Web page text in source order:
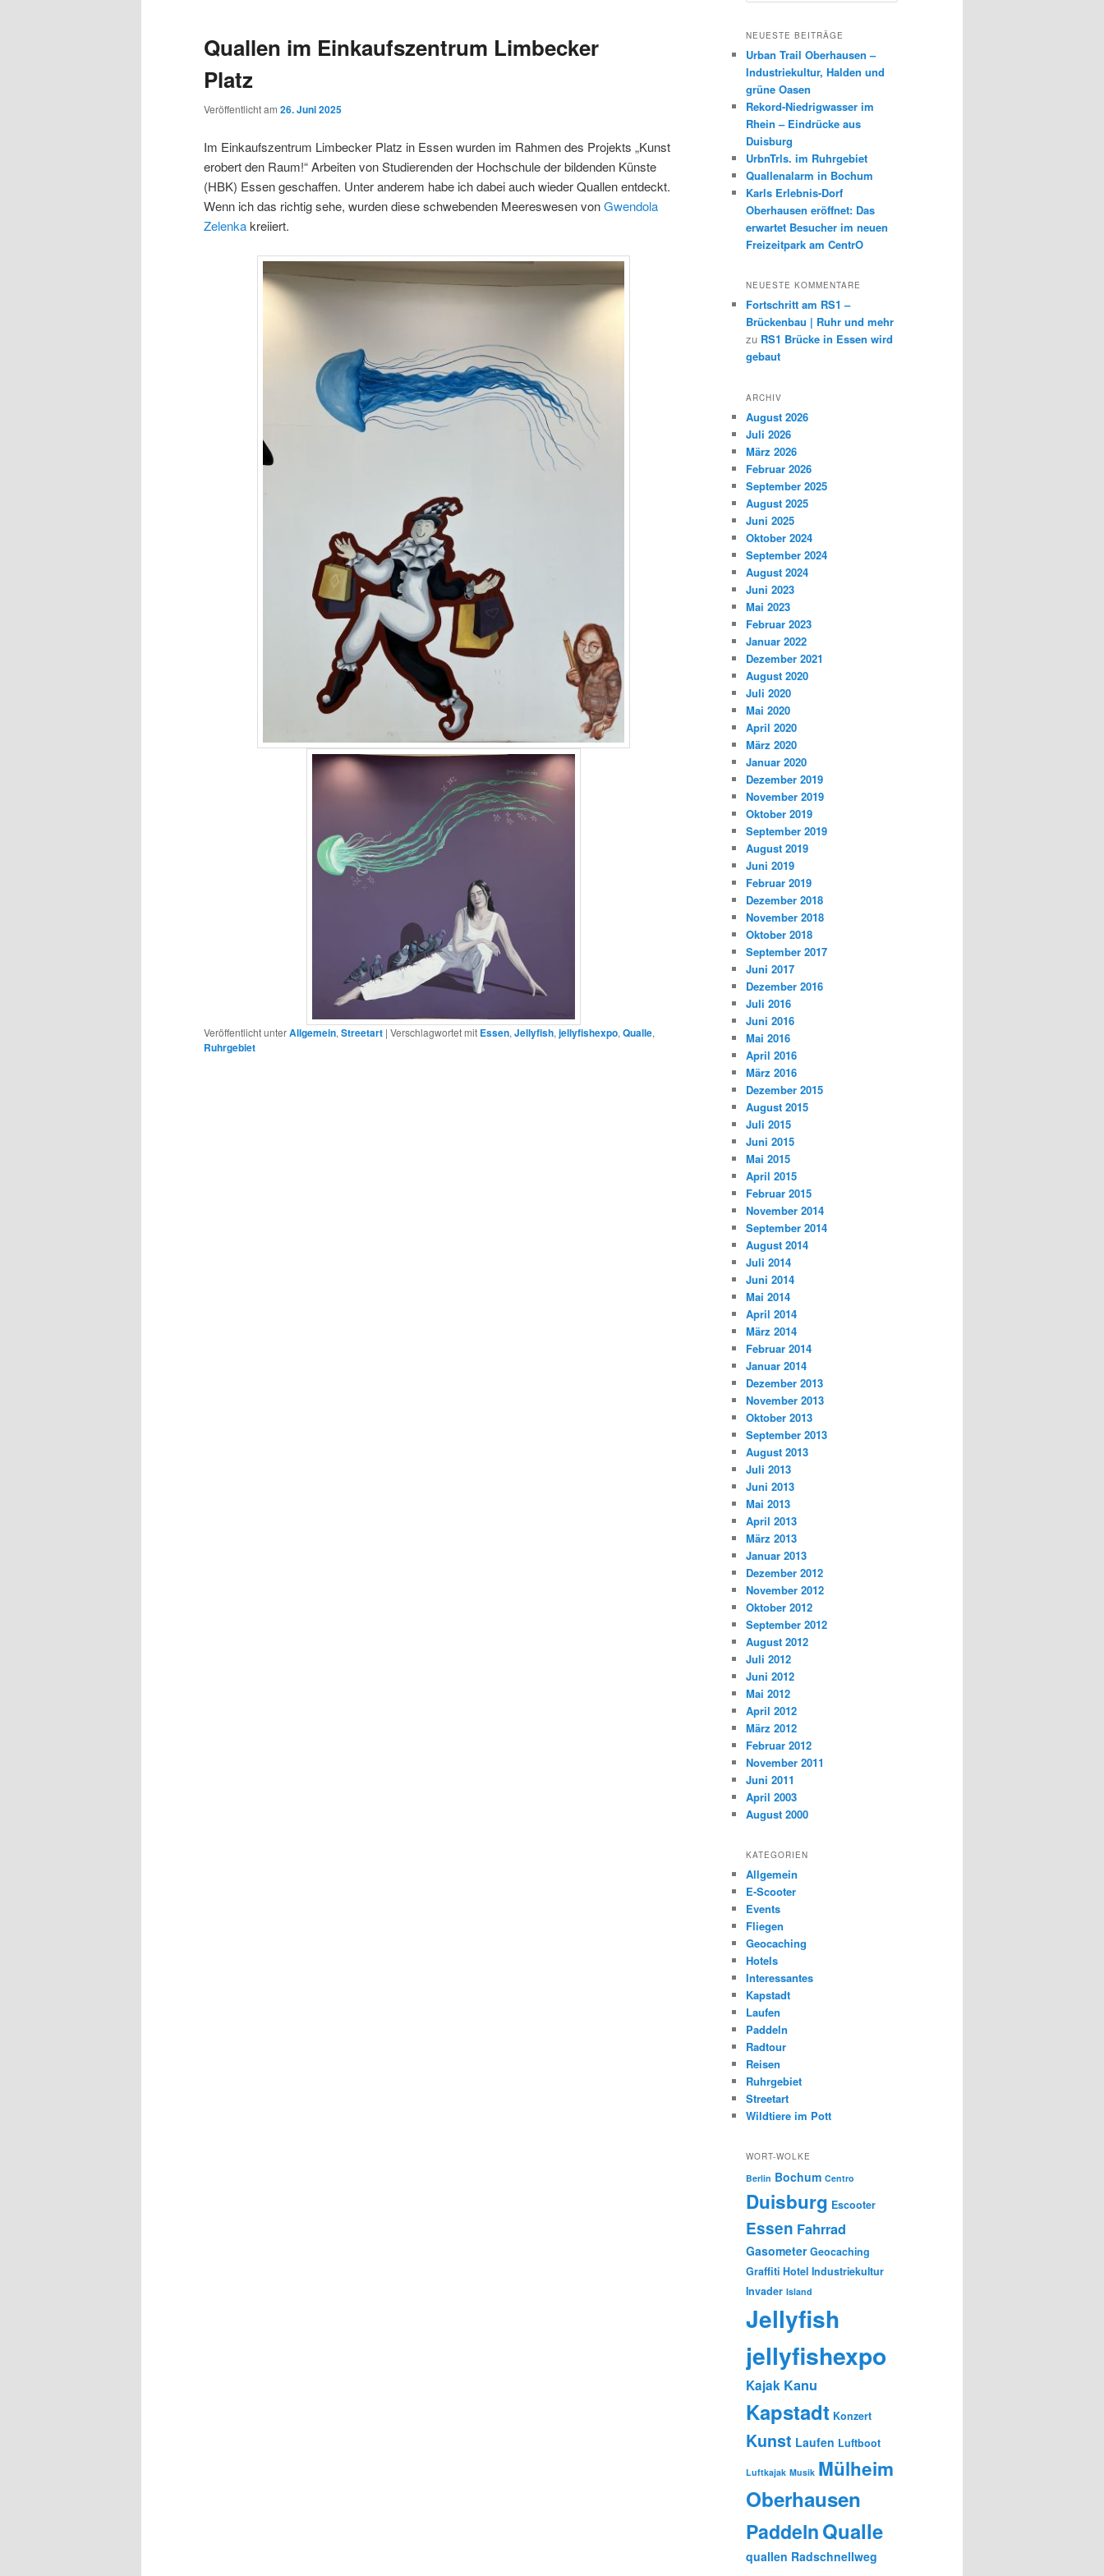
Quallen im Einkaufszentrum Limbecker
Platz
Veröffentlicht am 26. Juni 2025
Im Einkaufszentrum Limbecker Platz in Essen wurden im Rahmen des Projekts „Kunst
erobert den Raum!“ Arbeiten von Studierenden der Hochschule der bildenden Künste
(HBK) Essen geschaffen. Unter anderem habe ich dabei auch wieder Quallen entdeckt.
Wenn ich das richtig sehe, wurden diese schwebenden Meereswesen vonGwendola
Zelenkakreiiert.
Veröffentlicht unterAllgemein, Streetart | Verschlagwortet mit Essen, Jellyfish, jellyfishexpo, Qualle,
Ruhrgebiet
h
n
NEUESTE BEITRÄGE
Urban Trail Oberhausen –
Industriekultur, Halden und
grüne Oasen
Rekord-Niedrigwasser im
Rhein – Eindrücke aus
Duisburg
UrbnTrls. im Ruhrgebiet
Quallenalarm in Bochum
Karls Erlebnis-Dorf
Oberhausen eröffnet: Das
erwartet Besucher im neuen
Freizeitpark am CentrO
NEUESTE KOMMENTARE
Fortschritt am RS1 –
Brückenbau | Ruhr und mehr
zu RS1 Brücke in Essen wird
gebaut
ARCHIV
August 2026
Juli 2026
März 2026
Februar 2026
September 2025
August 2025
Juni 2025
Oktober 2024
September 2024
August 2024
Juni 2023
Mai 2023
Februar 2023
Januar 2022
Dezember 2021
August 2020
Juli 2020
Mai 2020
April 2020
März 2020
Januar 2020
Dezember 2019
November 2019
Oktober 2019
September 2019
August 2019
Juni 2019
Februar 2019
Dezember 2018
November 2018
Oktober 2018
September 2017
Juni 2017
Dezember 2016
Juli 2016
Juni 2016
Mai 2016
April 2016
März 2016
Dezember 2015
August 2015
Juli 2015
Juni 2015
Mai 2015
April 2015
Februar 2015
November 2014
September 2014
August 2014
Juli 2014
Juni 2014
Mai 2014
April 2014
März 2014
Februar 2014
Januar 2014
Dezember 2013
November 2013
Oktober 2013
September 2013
August 2013
Juli 2013
Juni 2013
Mai 2013
April 2013
März 2013
Januar 2013
Dezember 2012
November 2012
Oktober 2012
September 2012
August 2012
Juli 2012
Juni 2012
Mai 2012
April 2012
März 2012
Februar 2012
November 2011
Juni 2011
April 2003
August 2000
KATEGORIEN
Allgemein
E-Scooter
Events
Fliegen
Geocaching
Hotels
Interessantes
Kapstadt
Laufen
Paddeln
Radtour
Reisen
Ruhrgebiet
Streetart
Wildtiere im Pott
WORT-WOLKE
Berlin Bochum Centro
Duisburg Escooter
Essen Fahrrad
Gasometer Geocaching
Graffiti Hotel Industriekultur
Invader Island
Jellyfish
jellyfishexpo
Kajak Kanu
Kapstadt Konzert
Kunst Laufen Luftboot
Luftkajak Musik Mülheim
Oberhausen
PaddelnQualle
quallen Radschnellweg